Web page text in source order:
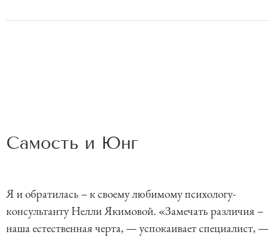
Самость и Юнг
Я и обратилась – к своему любимому психологу-
консультанту Нелли Якимовой. «Замечать различия –
наша естественная черта, — успокаивает специалист, —